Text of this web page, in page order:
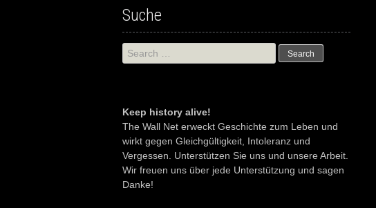
Suche
Search
for:
Keep history alive!
The Wall Net erweckt Geschichte zum Leben und
wirkt gegen Gleichgültigkeit, Intoleranz und
Vergessen. Unterstützen Sie uns und unsere Arbeit.
Wir freuen uns über jede Unterstützung und sagen
Danke!